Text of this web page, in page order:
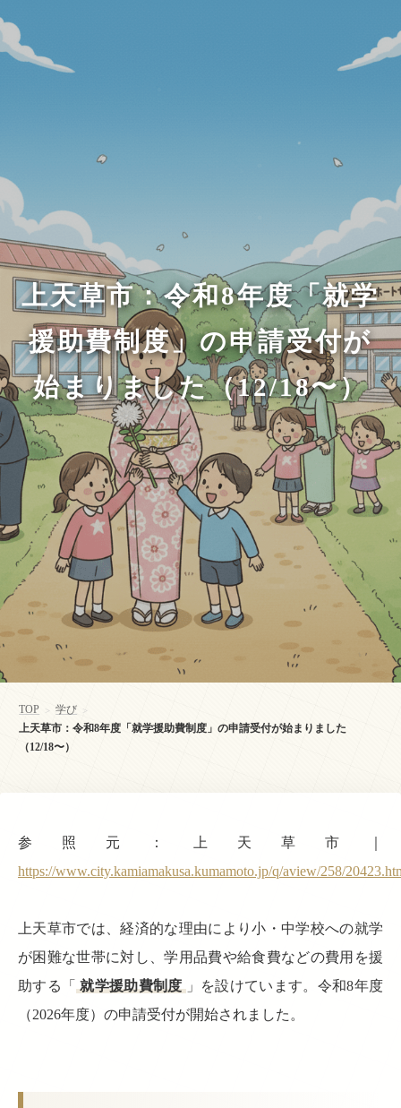
上天草市：令和8年度「就学
援助費制度」の申請受付が
始まりました（12/18〜）
TOP > 学び >
上天草市：令和8年度「就学援助費制度」の申請受付が始まりました
（12/18〜）
参照元：上天草市｜
https://www.city.kamiamakusa.kumamoto.jp/q/aview/258/
上天草市では、経済的な理由により小・中学校への就学
が困難な世帯に対し、学用品費や給食費などの費用を援
助する「 就学援助費制度 」を設けています。令和8年度
（2026年度）の申請受付が開始されました。